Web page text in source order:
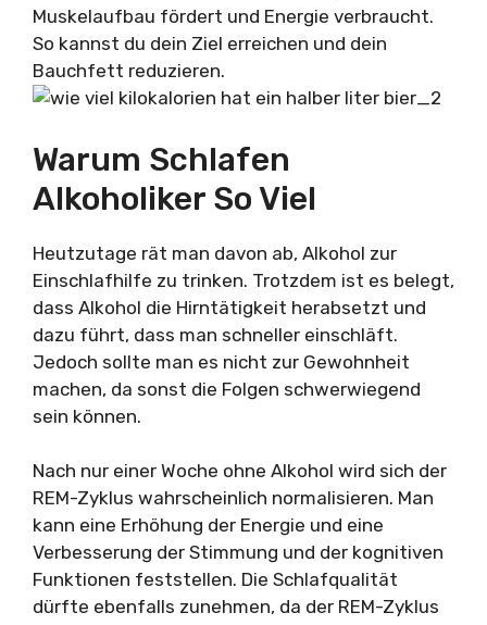
Muskelaufbau fördert und Energie verbraucht.
So kannst du dein Ziel erreichen und dein
Bauchfett reduzieren.
Warum Schlafen
Alkoholiker So Viel
Heutzutage rät man davon ab, Alkohol zur
Einschlafhilfe zu trinken. Trotzdem ist es belegt,
dass Alkohol die Hirntätigkeit herabsetzt und
dazu führt, dass man schneller einschläft.
Jedoch sollte man es nicht zur Gewohnheit
machen, da sonst die Folgen schwerwiegend
sein können.
Nach nur einer Woche ohne Alkohol wird sich der
REM-Zyklus wahrscheinlich normalisieren. Man
kann eine Erhöhung der Energie und eine
Verbesserung der Stimmung und der kognitiven
Funktionen feststellen. Die Schlafqualität
dürfte ebenfalls zunehmen, da der REM-Zyklus